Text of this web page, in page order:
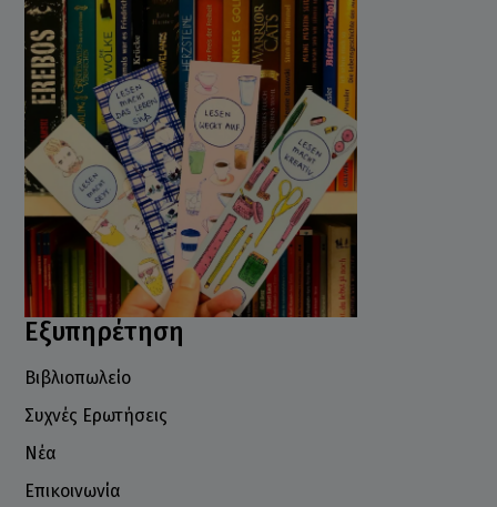
Εξυπηρέτηση
Βιβλιοπωλείο
Συχνές Ερωτήσεις
Νέα
Επικοινωνία